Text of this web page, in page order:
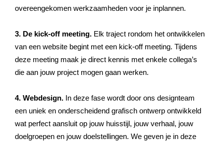
overeengekomen werkzaamheden voor je inplannen.
3. De kick-off meeting. Elk traject rondom het ontwikkelen
van een website begint met een kick-off meeting. Tijdens
deze meeting maak je direct kennis met enkele collega’s
die aan jouw project mogen gaan werken.
4. Webdesign. In deze fase wordt door ons designteam
een uniek en onderscheidend grafisch ontwerp ontwikkeld
wat perfect aansluit op jouw huisstijl, jouw verhaal, jouw
doelgroepen en jouw doelstellingen. We geven je in deze